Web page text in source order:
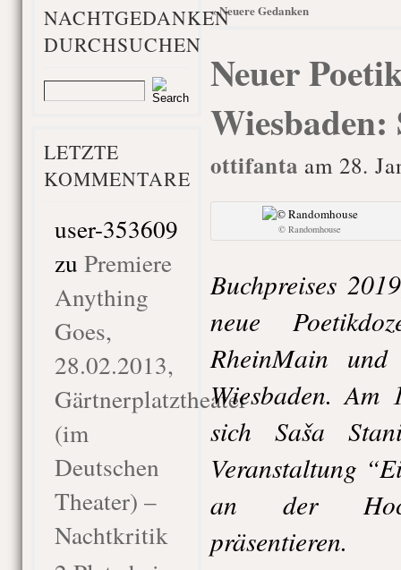
NACHTGEDANKEN
DURCHSUCHEN
LETZTE
KOMMENTARE
user-353609
zu Premiere
Anything
Goes,
28.02.2013,
Gärtnerplatztheater
(im
Deutschen
Theater) –
Nachtkritik
« Neuere Gedanken
Neuer
Wiesbaden:
ottifanta am 28.
© Randomhouse
Buchpreises
neue
RheinMain und
Wiesbaden.
sich Saša
Veranstaltung
an der
präsentieren.